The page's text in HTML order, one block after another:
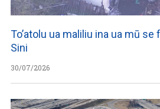
To’atolu ua maliliu ina ua mū se
Sini
30/07/2026